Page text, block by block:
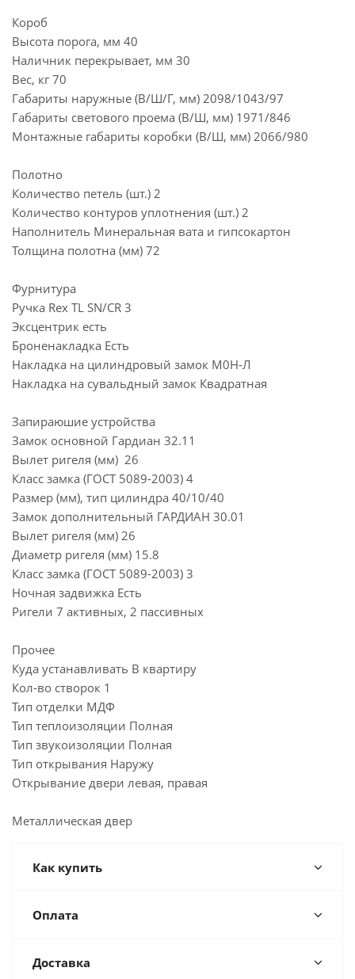
Короб
Высота порога, мм 40
Наличник перекрывает, мм 30
Вес, кг 70
Габариты наружные (В/Ш/Г, мм) 2098/1043/97
Габариты светового проема (В/Ш, мм) 1971/846
Монтажные габариты коробки (В/Ш, мм) 2066/980
Полотно
Количество петель (шт.) 2
Количество контуров уплотнения (шт.) 2
Наполнитель Минеральная вата и гипсокартон
Толщина полотна (мм) 72
Фурнитура
Ручка Rex TL SN/CR 3
Эксцентрик есть
Броненакладка Есть
Накладка на цилиндровый замок М0Н-Л
Накладка на сувальдный замок Квадратная
Запираюшие устройства
Замок основной Гардиан 32.11
Вылет ригеля (мм) 26
Класс замка (ГОСТ 5089-2003) 4
Размер (мм), тип цилиндра 40/10/40
Замок дополнительный ГАРДИАН 30.01
Вылет ригеля (мм) 26
Диаметр ригеля (мм) 15.8
Класс замка (ГОСТ 5089-2003) 3
Ночная задвижка Есть
Ригели 7 активных, 2 пассивных
Прочее
Куда устанавливать В квартиру
Кол-во створок 1
Тип отделки МДФ
Тип теплоизоляции Полная
Тип звукоизоляции Полная
Тип открывания Наружу
Открывание двери левая, правая
Металлическая двер
Как купить
Оплата
Доставка